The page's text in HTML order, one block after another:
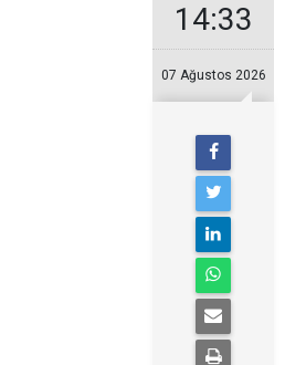
14:33
07 Ağustos 2026